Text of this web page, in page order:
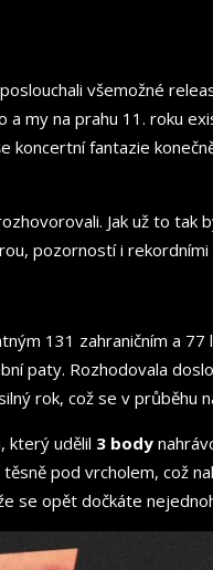
všemožné
my na prahu 11. roku
koncertní fantazie
Jak už to tak
pozorností i
131 zahraničním a
paty. Rozhodovala
rok, což se v průběhu
který udělil 3 body
pod vrcholem, což
se opět dočkáte